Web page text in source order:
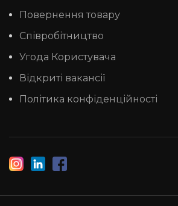
Повернення товару
Співробітництво
Угода Користувача
Відкриті вакансії
Політика конфіденційності